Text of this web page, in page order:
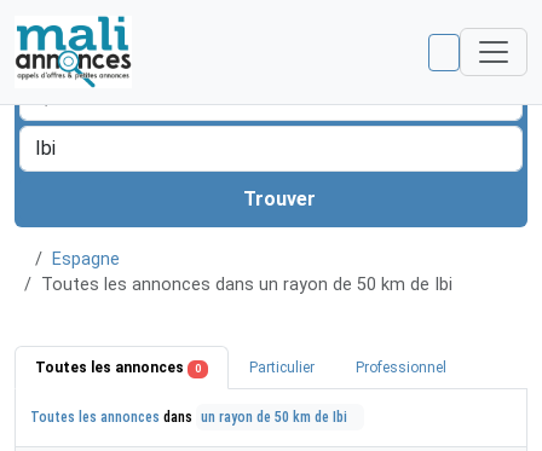
Trouver
Espagne
Toutes les annonces dans un rayon de 50 km de Ibi
Toutes les annonces 0 Particulier Professionnel
Toutes les annonces dans un rayon de 50 km de Ibi